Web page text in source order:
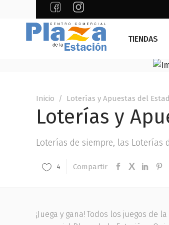
TIENDAS
Inicio / Loterías y Apuestas del
Loterías y
Loterías de siempre, las Loterías
4 Compartir
¡Juega y gana! Todos los juegos